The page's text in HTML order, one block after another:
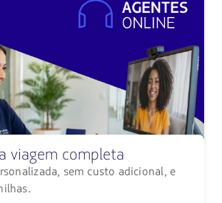
viagem completa
sem custo adicional, e